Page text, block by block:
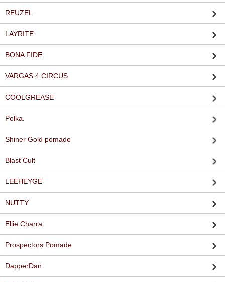
REUZEL
LAYRITE
BONA FIDE
VARGAS 4 CIRCUS
COOLGREASE
Polka.
Shiner Gold pomade
Blast Cult
LEEHEYGE
NUTTY
Ellie Charra
Prospectors Pomade
DapperDan